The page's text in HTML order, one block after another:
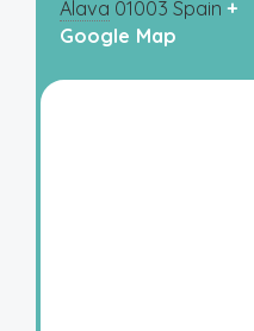
Álava 01003 Spain +
Google Map